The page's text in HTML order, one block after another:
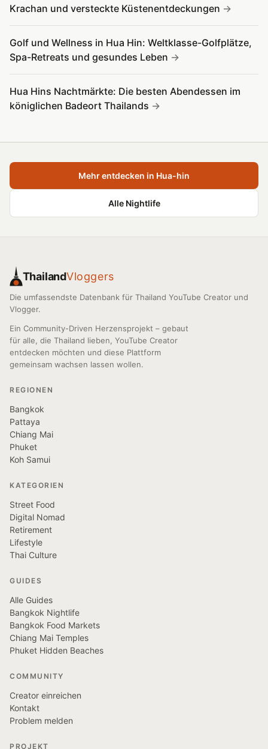
Krachan und versteckte Küstenentdeckungen
Golf und Wellness in Hua Hin: Weltklasse-Golfplätze,
Spa-Retreats und gesundes Leben
Hua Hins Nachtmärkte: Die besten Abendessen im
königlichen Badeort Thailands
Mehr entdecken in Hua-hin
Alle Nightlife
ThailandVloggers
Die umfassendste Datenbank für Thailand YouTube Creator und
Vlogger.
Ein Community-Driven Herzensprojekt – gebaut
für alle, die Thailand lieben, YouTube Creator
entdecken möchten und diese Plattform
gemeinsam wachsen lassen wollen.
REGIONEN
Bangkok
Pattaya
Chiang Mai
Phuket
Koh Samui
KATEGORIEN
Street Food
Digital Nomad
Retirement
Lifestyle
Thai Culture
GUIDES
Alle Guides
Bangkok Nightlife
Bangkok Food Markets
Chiang Mai Temples
Phuket Hidden Beaches
COMMUNITY
Creator einreichen
Kontakt
Problem melden
PROJEKT